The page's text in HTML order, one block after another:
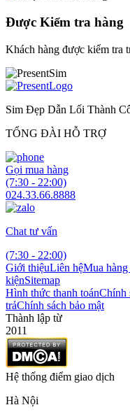
Được Kiểm tra hàng
Khách hàng được kiểm tra
Sim Đẹp Dẫn Lối Thành
TỔNG ĐÀI HỖ TRỢ
Gọi mua hàng
(7:30 - 22:00)
024.33.66.8888
Chat tư vấn
(7:30 - 22:00)
Giới thiệuLiên hệMua
kiệnSitemap
Hình thức thanh toánChính
trảChính sách bảo mật
Thành lập từ
2011
Hệ thống điểm giao dịch
Hà Nội